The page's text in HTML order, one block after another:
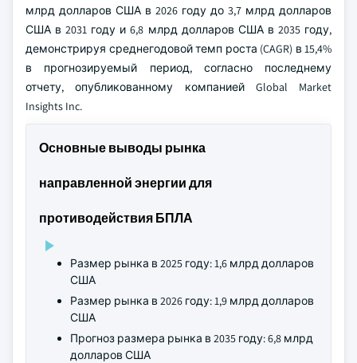
млрд долларов США в 2026 году до 3,7 млрд долларов
США в 2031 году и 6,8 млрд долларов США в 2035 году,
демонстрируя среднегодовой темп роста (CAGR) в 15,4%
в прогнозируемый период, согласно последнему
отчету, опубликованному компанией Global Market
Insights Inc.
Основные выводы рынка
направленной энергии для
противодействия БПЛА
Размер рынка в 2025 году: 1,6 млрд долларов
США
Размер рынка в 2026 году: 1,9 млрд долларов
США
Прогноз размера рынка в 2035 году: 6,8 млрд
долларов США